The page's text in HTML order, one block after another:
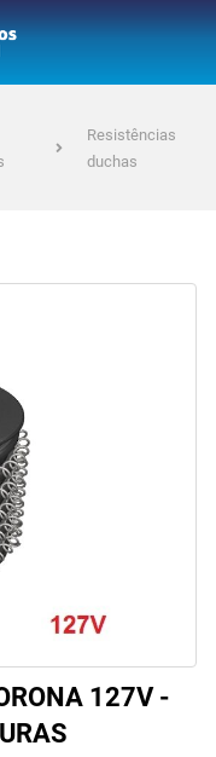
Resistências
duchas
127V -